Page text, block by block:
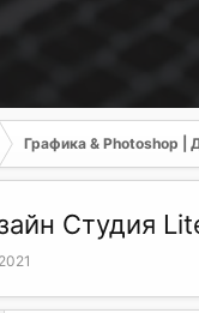
Графика & Photoshop |
Студия